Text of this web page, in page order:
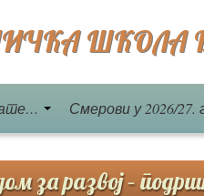
ШКОЛА
Смерови у 2026/27.
за развој –